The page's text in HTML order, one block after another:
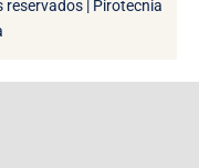
| Pirotecnia